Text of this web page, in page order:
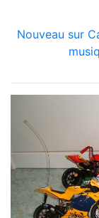
Nouveau sur